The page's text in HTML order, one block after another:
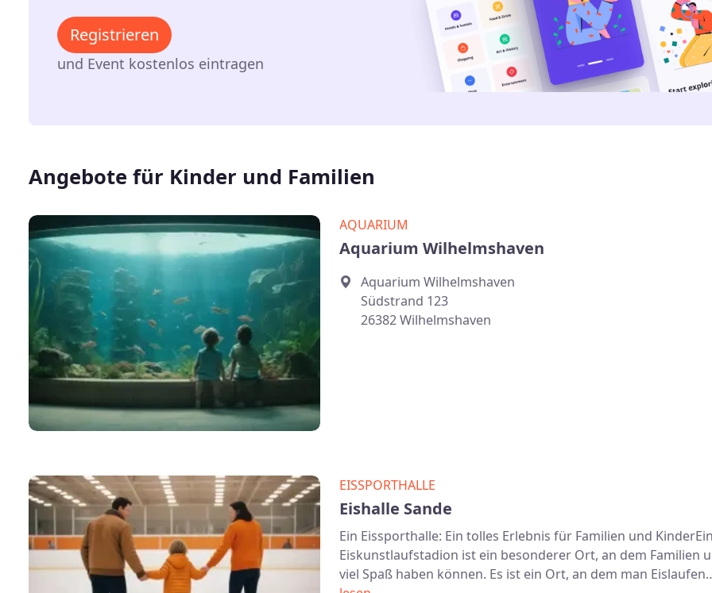
Registrieren
und Event kostenlos eintragen
Angebote für Kinder und Familien
AQUARIUM
Aquarium Wilhelmshaven
Aquarium Wilhelmshaven
Südstrand 123
26382 Wilhelmshaven
EISSPORTHALLE
Eishalle Sande
Ein Eissporthalle: Ein tolles Erlebnis für Familien und KinderEin
Eiskunstlaufstadion ist ein besonderer Ort, an dem Familien
viel Spaß haben können. Es ist ein Ort, an dem man